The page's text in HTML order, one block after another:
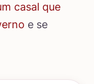
casal que
e se